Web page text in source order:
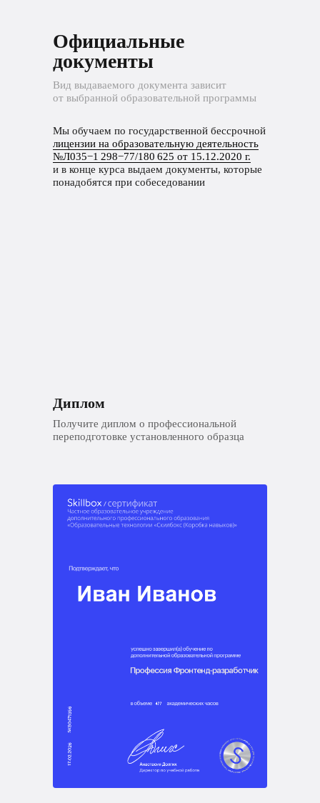
Вид выдаваемого документа зависит
от выбранной образовательной программы
Официальные
документы
Мы обучаем по государственной бессрочной
лицензии на образовательную деятельность
№Л035−1 298−77/180 625 от 15.12.2020 г.
и в конце курса выдаем документы, которые
понадобятся при собеседовании
Диплом
Получите диплом о профессиональной
переподготовке установленного образца